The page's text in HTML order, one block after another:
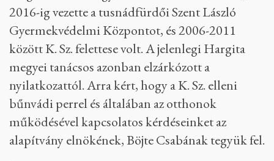
2016-ig vezette a tusnádfürdői Szent László
Gyermekvédelmi Központot, és 2006-2011
között K. Sz. felettese volt. A jelenlegi Hargita
megyei tanácsos azonban elzárkózott a
nyilatkozattól. Arra kért, hogy a K. Sz. elleni
bűnvádi perrel és általában az otthonok
működésével kapcsolatos kérdéseinket az
alapítvány elnökének, Böjte Csabának tegyük fel.